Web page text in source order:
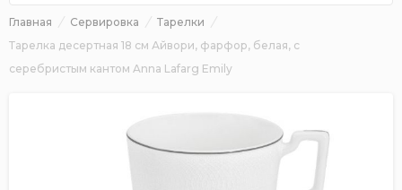
Главная Сервировка
Тарелки
Тарелка десертная 18 см Айвори, фарфор, белая, с
серебристым кантом Anna Lafarg Emily